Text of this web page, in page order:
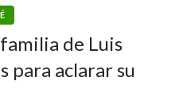
familia de Luis
para aclarar su